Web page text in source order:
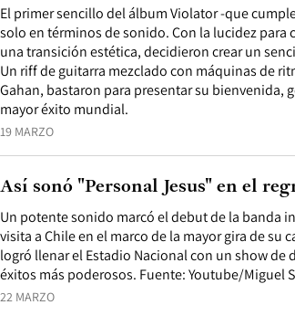
19 MARZO
El primer sencillo del álbum Violator -que
solo en términos de sonido. Con la lucidez
una transición estética, decidieron crear un
Un riff de guitarra mezclado con máquinas de
Gahan, bastaron para presentar su bienvenida,
mayor éxito mundial.
22 MARZO
Un potente sonido marcó el debut de la banda
visita a Chile en el marco de la mayor gira de su
logró llenar el Estadio Nacional con un show de
éxitos más poderosos. Fuente: Youtube/Miguel
Así sonó "Personal Jesus" en el